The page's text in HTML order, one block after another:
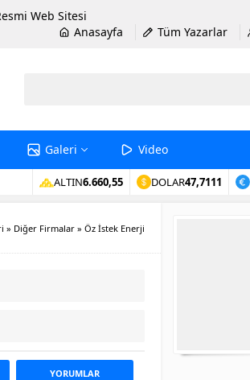
Web Sitesi
Anasayfa
Tüm Yazarlar
Galeri Video
ALTIN6.660,55 DOLAR47,7111
» Diğer Firmalar » Öz İstek Enerji
YORUMLAR